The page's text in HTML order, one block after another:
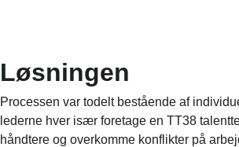
Løsningen
Processen var todelt bestående af
lederne hver især foretage en TT38
håndtere og overkomme konflikter på